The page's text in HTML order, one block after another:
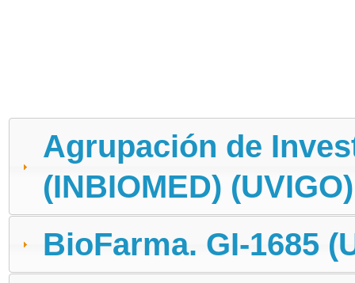
Agrupación de
(INBIOMED) (UVIGO)
BioFarma. GI-1685